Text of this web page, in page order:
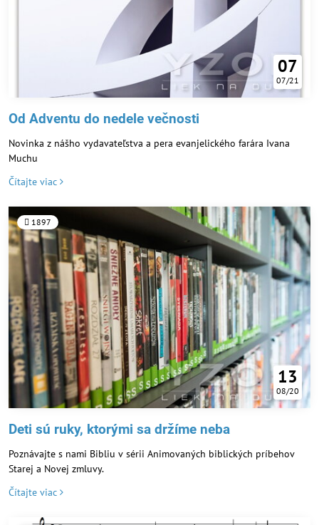
07
07/21
Od Adventu do nedele večnosti
Novinka z nášho vydavateľstva a pera evanjelického farára Ivana
Muchu
Čítajte viac
1897
13
08/20
Deti sú ruky, ktorými sa držíme neba
Poznávajte s nami Bibliu v sérii Animovaných biblických príbehov
Starej a Novej zmluvy.
Čítajte viac